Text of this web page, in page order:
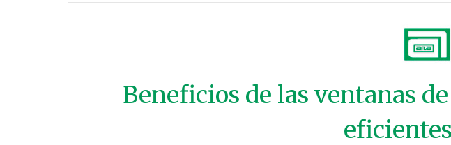
Beneficios de las ventanas